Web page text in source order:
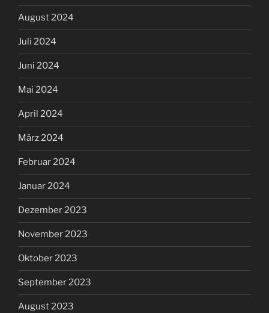
August 2024
Juli 2024
Juni 2024
Mai 2024
April 2024
März 2024
Februar 2024
Januar 2024
Dezember 2023
November 2023
Oktober 2023
September 2023
August 2023